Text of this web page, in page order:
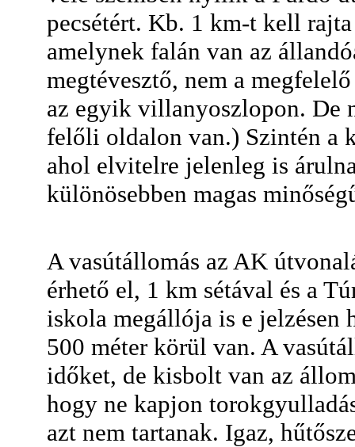
pecsétért. Kb. 1 km-t kell
amelynek falán van az
megtévesztő, nem a
az egyik villanyoszlopon. De
felőli oldalon van.) Szintén a
ahol elvitelre jelenleg is
különösebben magas
A vasútállomás az AK
érhető el, 1 km sétával és a
iskola megállója is e jelzésen
500 méter körül van. A
időket, de kisbolt van az
hogy ne kapjon
azt nem tartanak. Igaz,